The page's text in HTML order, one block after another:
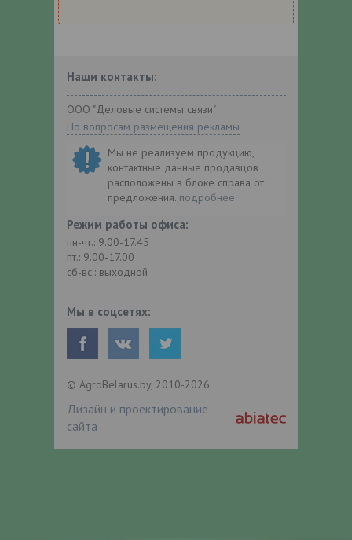
Наши контакты:
ООО "Деловые системы связи"
По вопросам размещения рекламы
Мы не реализуем продукцию,
контактные данные продавцов
расположены в блоке справа от
предложения. подробнее
Режим работы офиса:
пн-чт.: 9.00-17.45
пт.: 9.00-17.00
сб-вс.: выходной
Мы в соцсетях:
© AgroBelarus.by, 2010-2026
Дизайн и проектирование
сайта